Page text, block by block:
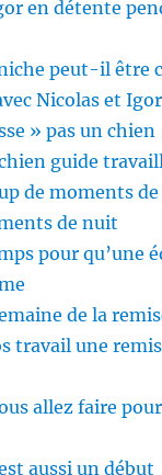
en détente
peut-il être
Nicolas et Igor
» pas un chien
guide
de moments
de nuit
pour qu’une
de la
travail une
allez faire
aussi un début